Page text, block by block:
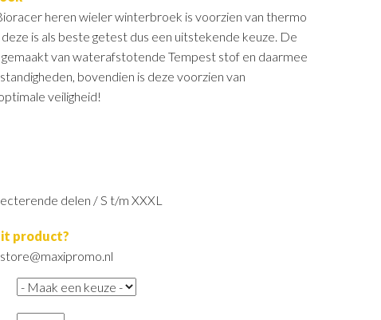
heren wieler winterbroek is voorzien van thermo
is als beste getest dus een uitstekende keuze. De
van waterafstotende Tempest stof en daarmee
bovendien is deze voorzien van
veiligheid!
delen / S t/m XXXL
product?